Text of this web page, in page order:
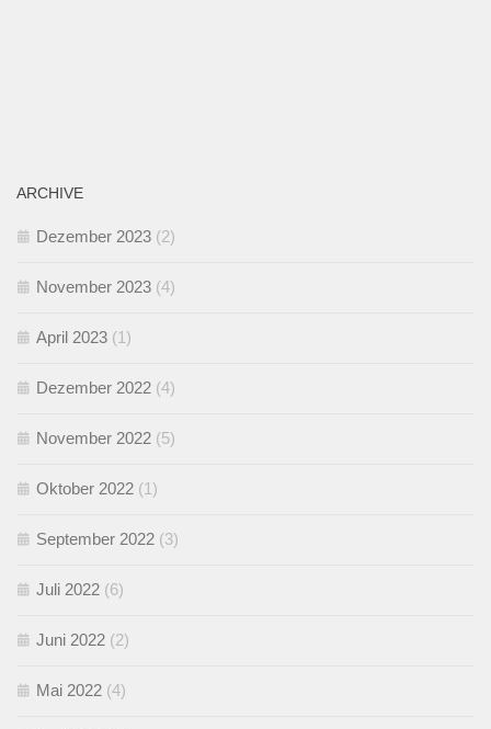
ARCHIVE
Dezember 2023 (2)
November 2023 (4)
April 2023 (1)
Dezember 2022 (4)
November 2022 (5)
Oktober 2022 (1)
September 2022 (3)
Juli 2022 (6)
Juni 2022 (2)
Mai 2022 (4)